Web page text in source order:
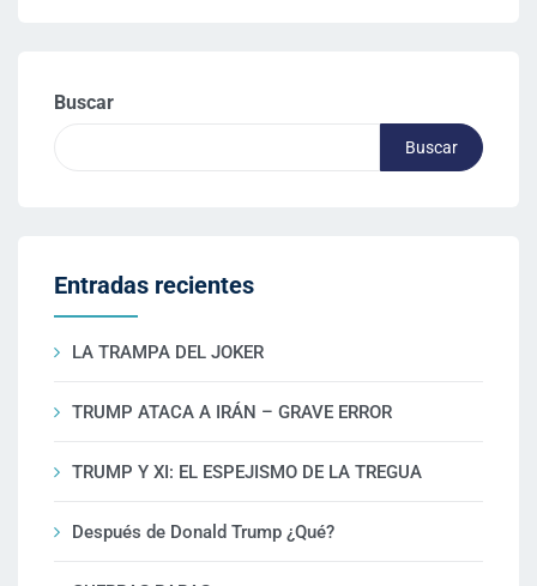
Buscar
Buscar
Entradas recientes
LA TRAMPA DEL JOKER
TRUMP ATACA A IRÁN – GRAVE ERROR
TRUMP Y XI: EL ESPEJISMO DE LA TREGUA
Después de Donald Trump ¿Qué?